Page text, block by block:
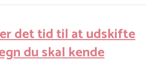
det tid til at udskifte
du skal kende